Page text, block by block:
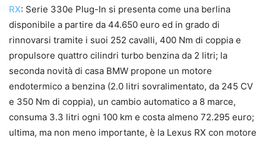
RX: Serie 330e Plug-In si presenta come una berlina
disponibile a partire da 44.650 euro ed in grado di
rinnovarsi tramite i suoi 252 cavalli, 400 Nm di coppia e
propulsore quattro cilindri turbo benzina da 2 litri; la
seconda novità di casa BMW propone un motore
endotermico a benzina (2.0 litri sovralimentato, da 245 CV
e 350 Nm di coppia), un cambio automatico a 8 marce,
consuma 3.3 litri ogni 100 km e costa almeno 72.295 euro;
ultima, ma non meno importante, è la Lexus RX con motore